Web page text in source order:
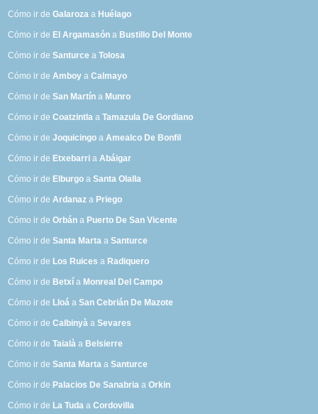
Cómo ir deGalaroza a Huélago
Cómo ir de El Argamasón a Bustillo Del Monte
Cómo ir deSanturce aTolosa
Cómo ir deAmboy aCalmayo
Cómo ir deSan Martín a Munro
Cómo ir deCoatzintla aTamazula De Gordiano
Cómo ir deJoquicingo aAmealco De Bonfil
Cómo ir de Etxebarri aAbáigar
Cómo ir de Elburgo aSanta Olalla
Cómo ir deArdanaz a Priego
Cómo ir deOrbán a Puerto De San Vicente
Cómo ir deSanta Marta aSanturce
Cómo ir de Los Ruices a Radiquero
Cómo ir de Betxí a Monreal Del Campo
Cómo ir de Lloá aSan Cebrián De Mazote
Cómo ir deCalbinyà aSevares
Cómo ir deTaialà a Belsierre
Cómo ir deSanta Marta aSanturce
Cómo ir de Palacios De Sanabria aOrkin
Cómo ir de La Tuda aCordovilla